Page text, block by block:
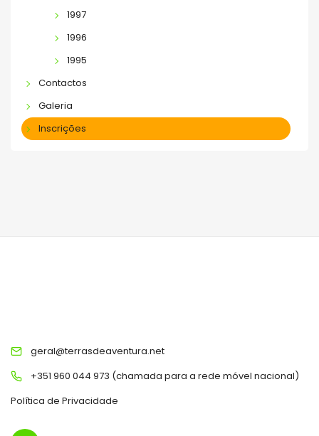
1997
1996
1995
Contactos
Galeria
Inscrições
geral@terrasdeaventura.net
+351 960 044 973 (chamada para a rede móvel nacional)
Política de Privacidade